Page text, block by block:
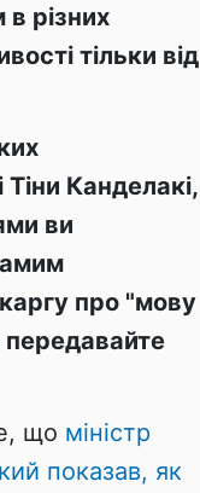
в різних
тільки від
Канделакі,
ви
про "мову
передавайте
що міністр
показав, як